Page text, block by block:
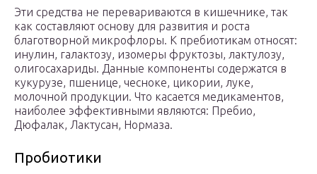
Эти средства не перевариваются в кишечнике, так
как составляют основу для развития и роста
благотворной микрофлоры. К пребиотикам относят:
инулин, галактозу, изомеры фруктозы, лактулозу,
олигосахариды. Данные компоненты содержатся в
кукурузе, пшенице, чесноке, цикории, луке,
молочной продукции. Что касается медикаментов,
наиболее эффективными являются: Пребио,
Дюфалак, Лактусан, Нормаза.
Пробиотики